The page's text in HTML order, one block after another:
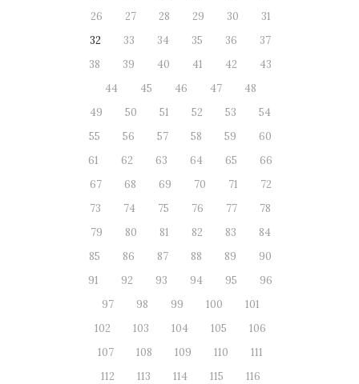
26
27 28 29 30
31
32
33 34 35 36
37
38
39 40 41 42
43
44
45 46 47
48
49
50 51 52 53
54
55
56 57 58 59
60
61
62 63 64 65
66
67
68 69 70 71
72
73
74 75 76 77
78
79
80 81 82 83
84
85
86 87 88 89
90
91
92 93 94 95
96
97
98 99 100
101
102
103 104 105
106
107
108 109 110
111
112
113 114 115
116